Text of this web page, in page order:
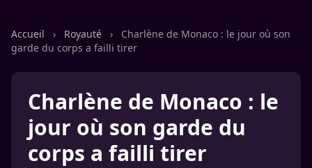
Accueil › Royauté ›
Charlène de Monaco : le jour où son
garde du corps a failli tirer
Charlène de Monaco : le
jour où son garde du
corps a failli tirer